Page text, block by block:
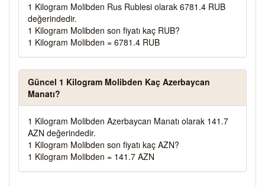
1 Kilogram Molibden Rus Rublesi olarak 6781.4 RUB
değerindedir.
1 Kilogram Molibden son fiyatı kaç RUB?
1 Kilogram Molibden = 6781.4 RUB
Güncel 1 Kilogram Molibden Kaç Azerbaycan
Manatı?
1 Kilogram Molibden Azerbaycan Manatı olarak 141.7
AZN değerindedir.
1 Kilogram Molibden son fiyatı kaç AZN?
1 Kilogram Molibden = 141.7 AZN